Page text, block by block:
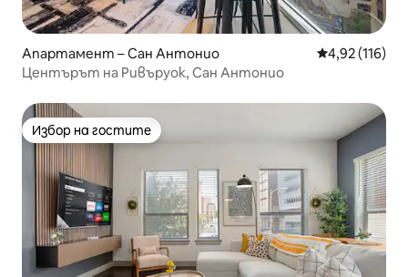
Апартамент – Сан Антонио Средна
4,92 (116)
Центърът на Ривъруок, Сан Антонио
Избор на гостите
Избор на гостите